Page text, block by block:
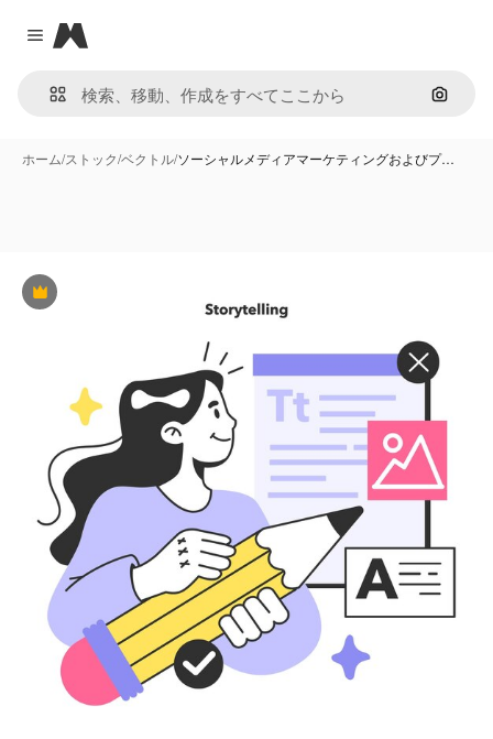
Close menu
Magnific
画像で
ホーム/ストック/ベクトル/ソーシャルメディアマーケティングおよびプ…
Premium